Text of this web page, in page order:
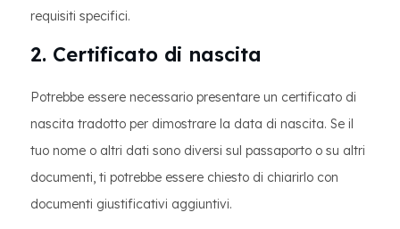
requisiti specifici.
2. Certificato di nascita
Potrebbe essere necessario presentare un certificato di
nascita tradotto per dimostrare la data di nascita. Se il
tuo nome o altri dati sono diversi sul passaporto o su altri
documenti, ti potrebbe essere chiesto di chiarirlo con
documenti giustificativi aggiuntivi.